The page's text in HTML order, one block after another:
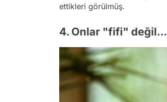
ettikleri görülmüş.
4. Onlar "fifi" değil...